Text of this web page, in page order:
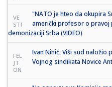
VE
STI
"NATO je hteo da okupira
američki profesor o pravoj
demonizaciji Srba (VIDEO)
FEL
JT
ON
Ivan Ninić: Viši sud naložio
Vojnog sindikata Novice